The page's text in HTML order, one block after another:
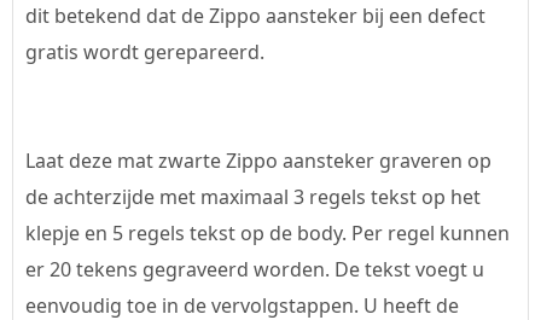
dit betekend dat de Zippo aansteker bij een defect
gratis wordt gerepareerd.
Laat deze mat zwarte Zippo aansteker graveren op
de achterzijde met maximaal 3 regels tekst op het
klepje en 5 regels tekst op de body. Per regel kunnen
er 20 tekens gegraveerd worden. De tekst voegt u
eenvoudig toe in de vervolgstappen. U heeft de